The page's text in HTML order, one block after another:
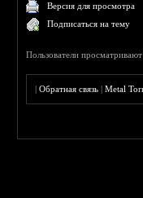
Версия для просмотра
Подписаться на тему
Пользователи
|Обратная связь |Metal